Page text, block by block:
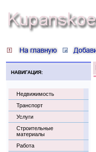
НАВИГАЦИЯ:
Недвижимость
Транспорт
Услуги
Строительные
материалы
Работа